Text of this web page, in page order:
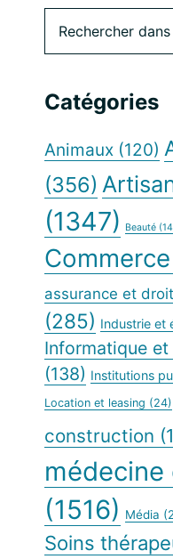
Barre
latérale
principale
dans
Web
Catégories
Animaux (120)
(356)
(1347)
Beauté
Commerce
assurance et droit
(285) Industrie et
Informatique
(138) Institutions
Location et leasing (24)
construction
(1516) Média
Soins